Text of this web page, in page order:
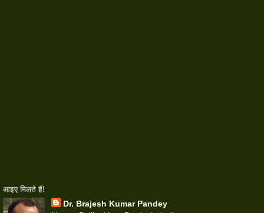
आइए मिलते हैंǃ
Dr. Brajesh Kumar Pandey